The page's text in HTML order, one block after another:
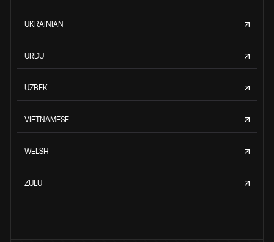
UKRAINIAN
URDU
UZBEK
VIETNAMESE
WELSH
ZULU